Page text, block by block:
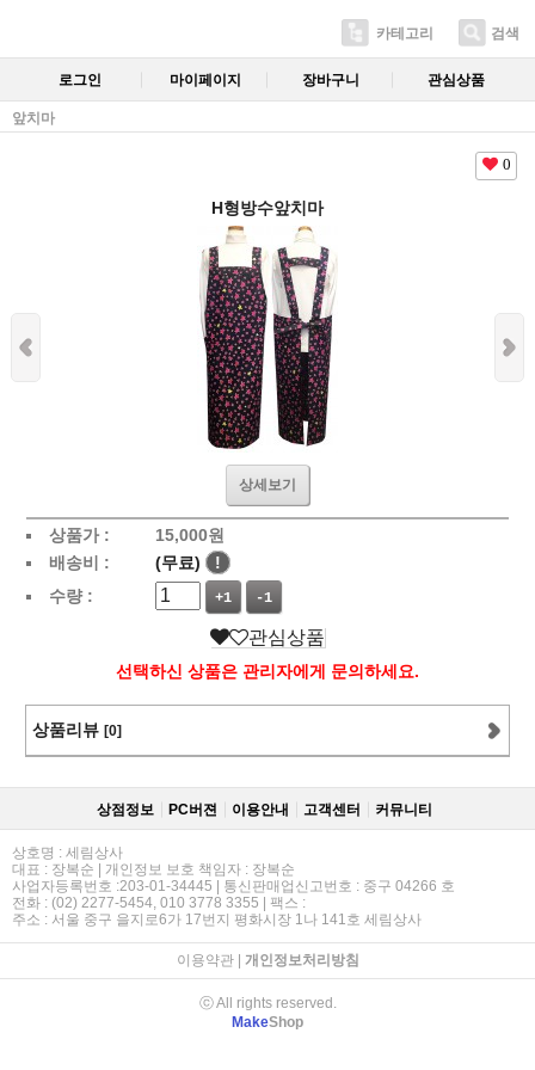
카테고리 검색
로그인 마이페이지 장바구니 관심상품
앞치마
0
H형방수앞치마
상세보기
상품가 : 15,000원
배송비 :
(무료)
!
수량 :
+1 -1
관심상품
선택하신 상품은 관리자에게 문의하세요.
상품리뷰 [0]
상점정보 PC버젼 이용안내 고객센터 커뮤니티
상호명 : 세림상사
대표 : 장복순 | 개인정보 보호 책임자 : 장복순
사업자등록번호 :203-01-34445 | 통신판매업신고번호 : 중구 04266 호
전화 : (02) 2277-5454, 010 3778 3355 | 팩스 :
주소 : 서울 중구 을지로6가 17번지 평화시장 1나 141호 세림상사
이용약관| 개인정보처리방침
ⓒ All rights reserved.
MakeShop